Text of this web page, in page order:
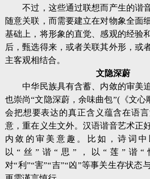
不过，这些通过联想而产生的谐
随意关联，而需要建立在对物象全面
基础上，将形象的直觉、感观的经验
后，甄选得来，或者关联其外形，或
主客观相结合。
文隐深蔚
中华民族具有含蓄、内敛的审美
也崇尚“文隐深蔚，余味曲包”(《文心
会把想要表达的真正含义蕴含在语
意，重在义生文外。汉语谐音艺术正
内敛的审美意趣。比如，诗词中
以“丝”谐“思”，以“莲”谐“
对“利”“害”“吉”“凶”等事关生存状态